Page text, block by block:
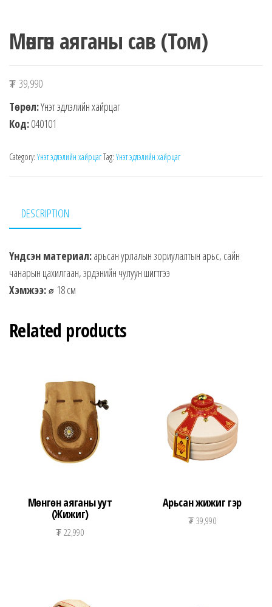
Мөнгөн аяганы сав (Том)
₮ 39,990
Төрөл:Үнэт эдлэлийн хайрцаг
Код:040101
Category: Үнэт эдлэлийн хайрцагTag: Үнэт эдлэлийн хайрцаг
DESCRIPTION
Үндсэн материал:арьсан урлалын зориулалтын арьс, сайн
чанарын цахилгаан, эрдэнийн чулуун шигтгээ
Хэмжээ:⌀ 18 см
Related products
Мөнгөн аяганы уут
(Жижиг)
₮22,990
Арьсан жижиг гэр
₮39,990